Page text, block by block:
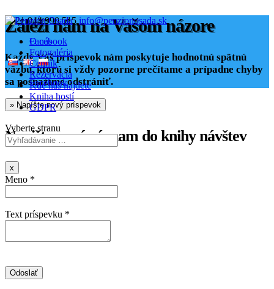
+421 944 990 515 info@penzionosada.sk
Facebook
Facebook
O nás
Fotogaléria
Cenník
Rezervácia
Kde nás nájdete
Kniha hostí
GDPR
Vyberte stranu
Záleží nám na Vašom názore
Každý Váš príspevok nám poskytuje hodnotnú spätnú
väzbu, ktorú si vždy pozorne prečítame a prípadne chyby
sa posnažíme odstrániť.
Napište nový záznam do knihy návštev
x
this
form.
Meno *
Text príspevku *